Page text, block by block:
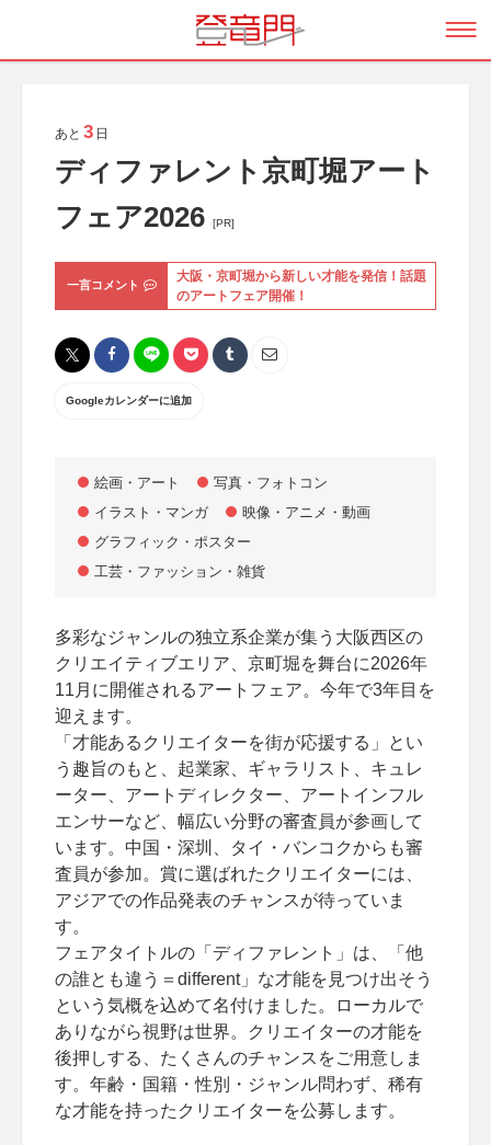
あと 3 日
ディファレント京町堀アート
フェア2026
[PR]
一言コメント
大阪・京町堀から新しい才能を発信！話題
のアートフェア開催！
Googleカレンダーに追加
絵画・アート
写真・フォトコン
イラスト・マンガ
映像・アニメ・動画
グラフィック・ポスター
工芸・ファッション・雑貨
多彩なジャンルの独立系企業が集う大阪西区の
クリエイティブエリア、京町堀を舞台に2026年
11月に開催されるアートフェア。今年で3年目を
迎えます。
「才能あるクリエイターを街が応援する」とい
う趣旨のもと、起業家、ギャラリスト、キュレ
ーター、アートディレクター、アートインフル
エンサーなど、幅広い分野の審査員が参画して
います。中国・深圳、タイ・バンコクからも審
査員が参加。賞に選ばれたクリエイターには、
アジアでの作品発表のチャンスが待っていま
す。
フェアタイトルの「ディファレント」は、「他
の誰とも違う＝different」な才能を見つけ出そう
という気概を込めて名付けました。ローカルで
ありながら視野は世界。クリエイターの才能を
後押しする、たくさんのチャンスをご用意しま
す。年齢・国籍・性別・ジャンル問わず、稀有
な才能を持ったクリエイターを公募します。